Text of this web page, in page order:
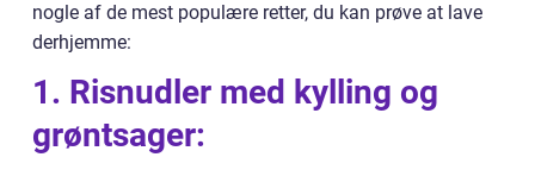
nogle af de mest populære retter, du kan prøve at lave
derhjemme:
1. Risnudler med kylling og
grøntsager: